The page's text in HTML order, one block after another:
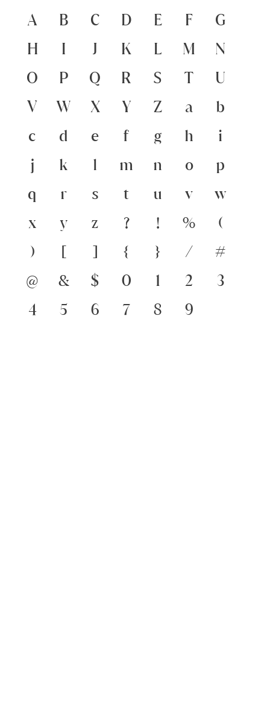
A B C D E F
G
H
I J K L M
N
O
P Q R S T
U
V
W X Y Z a
b
c
d e f g h
i
j
k l m n o
p
q
r s t u v
w
x
y z ? ! %
(
)
[ ] { } /
#
@
& $ 0 1 2
3
4
5 6 7 8 9